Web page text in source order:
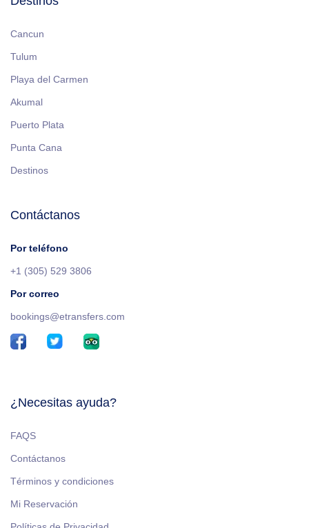
Cancun
Tulum
Playa del Carmen
Akumal
Puerto Plata
Punta Cana
Destinos
Contáctanos
Por teléfono
+1 (305) 529 3806
Por correo
bookings@etransfers.com
¿Necesitas ayuda?
FAQS
Contáctanos
Términos y condiciones
Mi Reservación